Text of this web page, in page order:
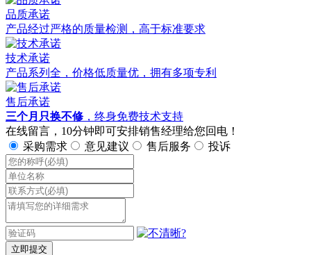
品质承诺
产品经过严格的质量检测，高于标准要求
技术承诺
产品系列全，价格低质量优，拥有多项专利
售后承诺
三个月只换不修 ，终身免费技术支持
在线留言，10分钟即可安排销售经理给您回电！
采购需求
意见建议 售后服务 投诉
立即提交